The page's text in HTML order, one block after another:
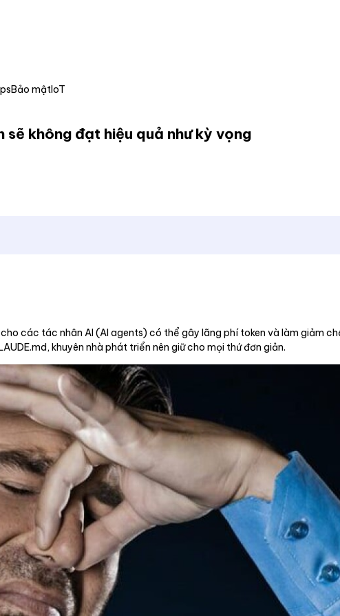
Bảo mậtIoT
không đạt hiệu quả như kỳ vọng
các tác nhân AI (AI agents) có thể gây lãng phí token và làm giảm
khuyên nhà phát triển nên giữ cho mọi thứ đơn giản.